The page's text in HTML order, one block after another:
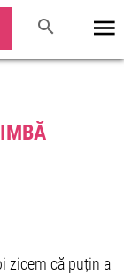
zicem că puțin a